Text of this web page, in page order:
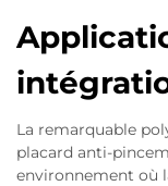
La remarquable
placard anti-
environnement où